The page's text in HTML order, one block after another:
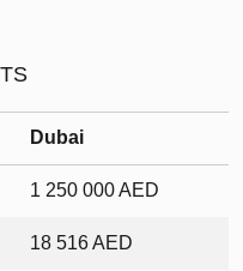
Dubai
1 250 000 AED
18 516 AED